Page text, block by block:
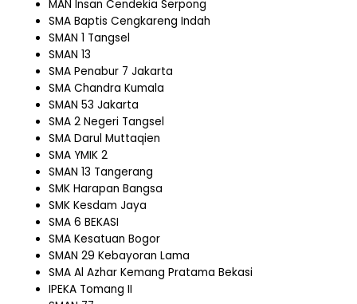
MAN Insan Cendekia Serpong
SMA Baptis Cengkareng Indah
SMAN 1 Tangsel
SMAN 13
SMA Penabur 7 Jakarta
SMA Chandra Kumala
SMAN 53 Jakarta
SMA 2 Negeri Tangsel
SMA Darul Muttaqien
SMA YMIK 2
SMAN 13 Tangerang
SMK Harapan Bangsa
SMK Kesdam Jaya
SMA 6 BEKASI
SMA Kesatuan Bogor
SMAN 29 Kebayoran Lama
SMA Al Azhar Kemang Pratama Bekasi
IPEKA Tomang II